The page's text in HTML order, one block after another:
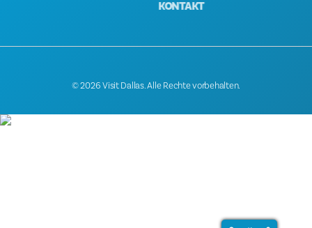
KONTAKT
© 2026 Visit Dallas. Alle Rechte vorbehalten.